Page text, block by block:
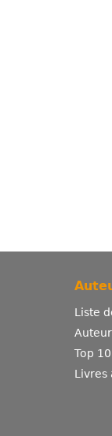
Liste
Top
Livres